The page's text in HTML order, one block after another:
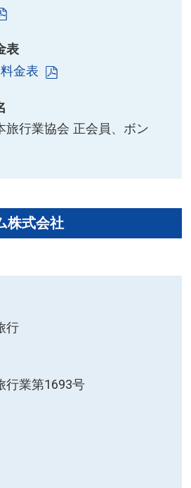
表
金表
旅行業協会 正会員、ボン
株式会社
行
行業第1693号